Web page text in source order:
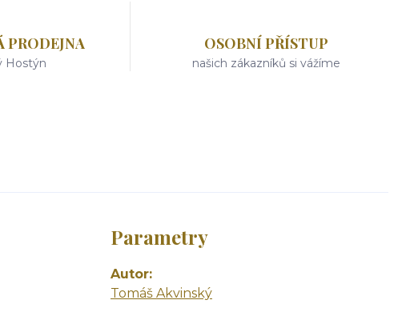
PRODEJNA
Hostýn
OSOBNÍ PŘÍSTUP
našich zákazníků si vážíme
Parametry
Autor
Tomáš Akvinský